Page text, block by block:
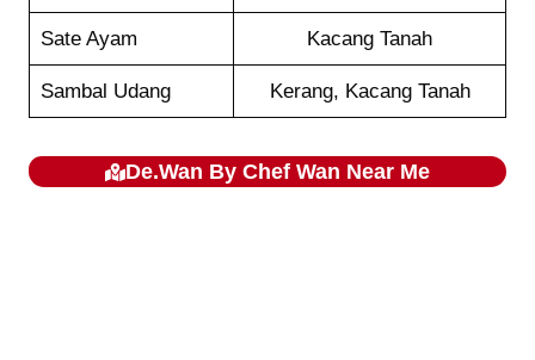
Sate Ayam Kacang Tanah
Sambal Udang Kerang, Kacang Tanah
De.Wan By Chef Wan Near Me